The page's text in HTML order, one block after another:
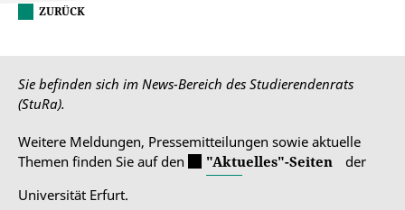
ZURÜCK
Sie befinden sich im News-Bereich des Studierendenrats
(StuRa).
Weitere Meldungen, Pressemitteilungen sowie aktuelle
Themen finden Sie auf den
"Aktuelles"-Seiten
der
Universität Erfurt.